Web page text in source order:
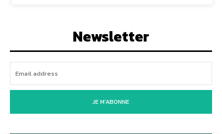
Newsletter
JE M'ABONNE